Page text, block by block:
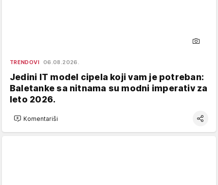
TRENDOVI 06.08.2026.
Jedini IT model cipela koji vam je potreban:
Baletanke sa nitnama su modni imperativ za
leto 2026.
Komentariši